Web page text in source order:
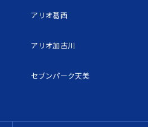
アリオ葛西
アリオ加古川
セブンパーク天美